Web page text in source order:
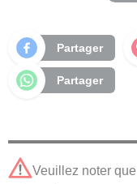
Partager
Partager
Veuillez noter